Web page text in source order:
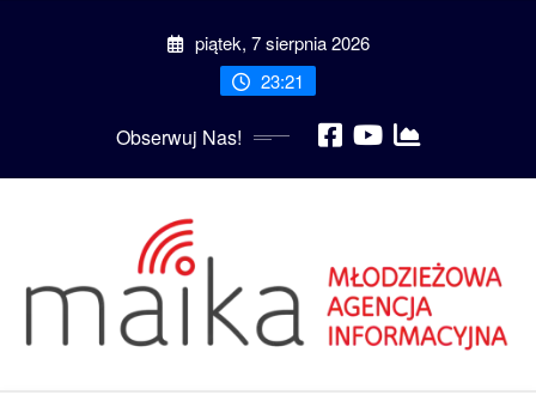
piątek, 7 sierpnia 2026
23:21
Obserwuj Nas!